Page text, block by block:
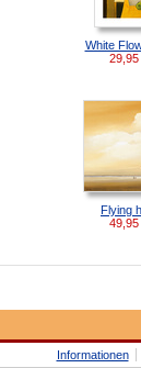
White
29,95
Flying
49,95
Informationen